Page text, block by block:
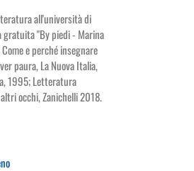
all'università di
gratuita "By piedi - Marina
e perché insegnare
paura, La Nuova Italia,
1995; Letteratura
occhi, Zanichelli 2018.